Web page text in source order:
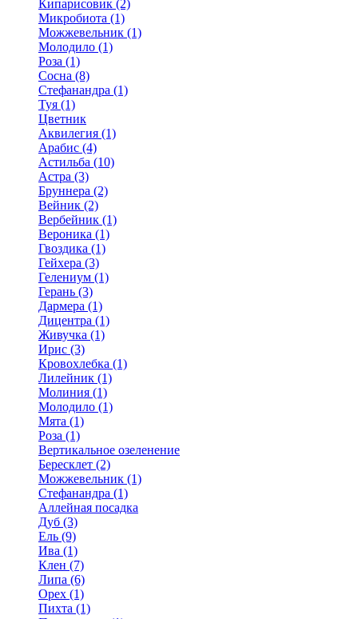
Кипарисовик (2)
Микробиота (1)
Можжевельник (1)
Молодило (1)
Роза (1)
Сосна (8)
Стефанандра (1)
Туя (1)
Цветник
Аквилегия (1)
Арабис (4)
Астильба (10)
Астра (3)
Бруннера (2)
Вейник (2)
Вербейник (1)
Вероника (1)
Гвоздика (1)
Гейхера (3)
Гелениум (1)
Герань (3)
Дармера (1)
Дицентра (1)
Живучка (1)
Ирис (3)
Кровохлебка (1)
Лилейник (1)
Молиния (1)
Молодило (1)
Мята (1)
Роза (1)
Вертикальное озеленение
Бересклет (2)
Можжевельник (1)
Стефанандра (1)
Аллейная посадка
Дуб (3)
Ель (9)
Ива (1)
Клен (7)
Липа (6)
Орех (1)
Пихта (1)